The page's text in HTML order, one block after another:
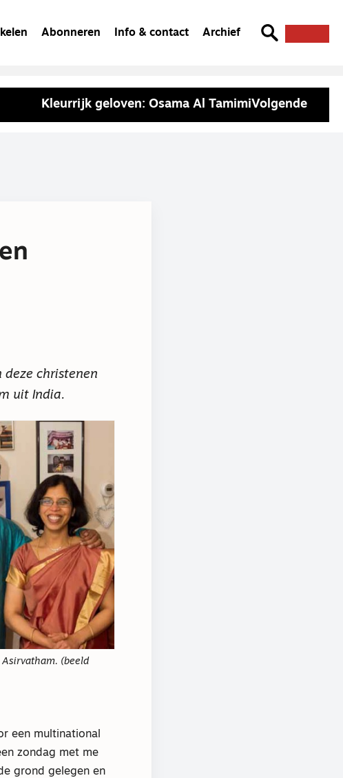
Abonneren Info & contact Archief
Kleurrijk geloven: Osama Al TamimiVolgende
deze christenen
uit India.
(beeld
een multinational
zondag met me
grond gelegen en